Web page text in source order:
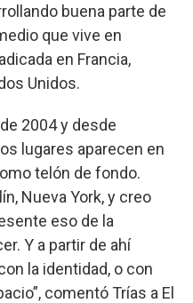
buena parte de
que vive en
en Francia,
Unidos.
2004 y desde
lugares aparecen en
telón de fondo.
Nueva York, y creo
eso de la
Y a partir de ahí
la identidad, o con
comentó Trías a El